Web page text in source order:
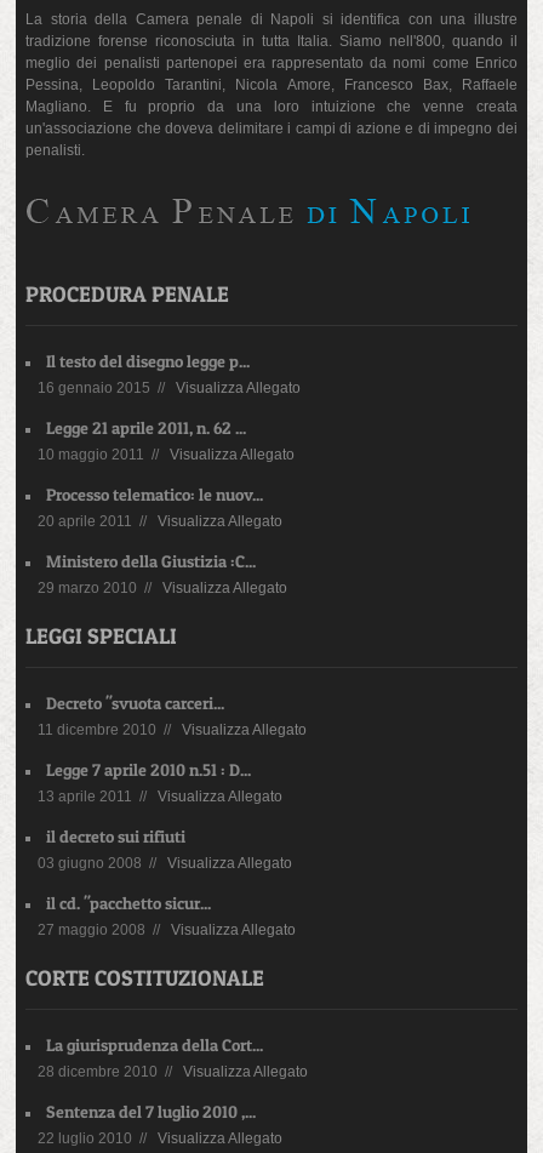
La storia della Camera penale di Napoli si identifica con una illustre
tradizione forense riconosciuta in tutta Italia. Siamo nell'800, quando il
meglio dei penalisti partenopei era rappresentato da nomi come Enrico
Pessina, Leopoldo Tarantini, Nicola Amore, Francesco Bax, Raffaele
Magliano. E fu proprio da una loro intuizione che venne creata
un'associazione che doveva delimitare i campi di azione e di impegno dei
penalisti.
PROCEDURA PENALE
Il testo del disegno legge p...
16 gennaio 2015 // Visualizza Allegato
Legge 21 aprile 2011, n. 62 ...
10 maggio 2011 // Visualizza Allegato
Processo telematico: le nuov...
20 aprile 2011 // Visualizza Allegato
Ministero della Giustizia :C...
29 marzo 2010 // Visualizza Allegato
LEGGI SPECIALI
Decreto "svuota carceri...
11 dicembre 2010 // Visualizza Allegato
Legge 7 aprile 2010 n.51 : D...
13 aprile 2011 // Visualizza Allegato
il decreto sui rifiuti
03 giugno 2008 // Visualizza Allegato
il cd. "pacchetto sicur...
27 maggio 2008 // Visualizza Allegato
CORTE COSTITUZIONALE
La giurisprudenza della Cort...
28 dicembre 2010 // Visualizza Allegato
Sentenza del 7 luglio 2010 ,...
22 luglio 2010 // Visualizza Allegato